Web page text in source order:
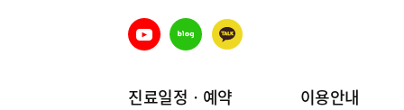
진료일정ㆍ예약 이용안내